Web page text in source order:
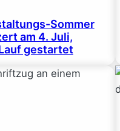
Sommer
am 4. Juli,
gestartet